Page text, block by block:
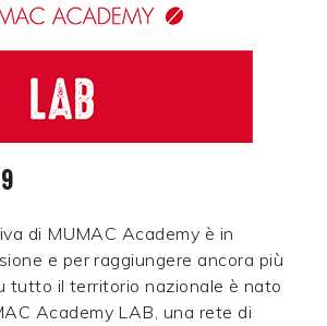
di MUMAC Academy è in
e per raggiungere ancora più
tutto il territorio nazionale è nato
Academy LAB, una rete di